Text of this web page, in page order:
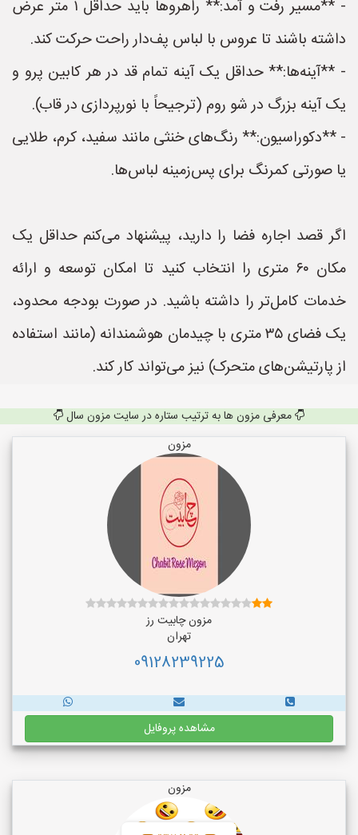
- **مسیر رفت و آمد:** راهروها باید حداقل ۱ متر عرض
داشته باشند تا عروس با لباس پف‌دار راحت حرکت کند.
- **آینه‌ها:** حداقل یک آینه تمام قد در هر کابین پرو و
یک آینه بزرگ در شو روم (ترجیحاً با نورپردازی در قاب).
- **دکوراسیون:** رنگ‌های خنثی مانند سفید، کرم، طلایی
یا صورتی کمرنگ برای پس‌زمینه لباس‌ها.
اگر قصد اجاره فضا را دارید، پیشنهاد می‌کنم حداقل یک
مکان ۶۰ متری را انتخاب کنید تا امکان توسعه و ارائه
خدمات کامل‌تر را داشته باشید. در صورت بودجه محدود،
یک فضای ۳۵ متری با چیدمان هوشمندانه (مانند استفاده
از پارتیشن‌های متحرک) نیز می‌تواند کار کند.
معرفی مزون ها به ترتیب ستاره در سایت مزون سال
مزون
مزون چابیت رز
تهران
09128239225
مشاهده پروفایل
مزون